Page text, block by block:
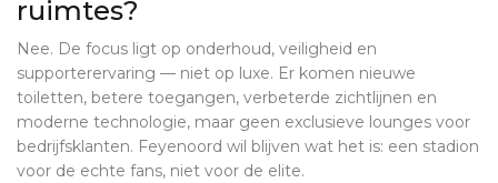
ruimtes?
Nee. De focus ligt op onderhoud, veiligheid en
supporterervaring — niet op luxe. Er komen nieuwe
toiletten, betere toegangen, verbeterde zichtlijnen en
moderne technologie, maar geen exclusieve lounges voor
bedrijfsklanten. Feyenoord wil blijven wat het is: een stadion
voor de echte fans, niet voor de elite.